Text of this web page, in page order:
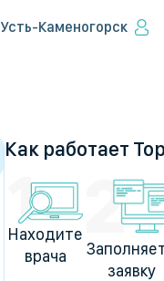
Усть-Каменогорск
Как работает
Находите
врача
заявку